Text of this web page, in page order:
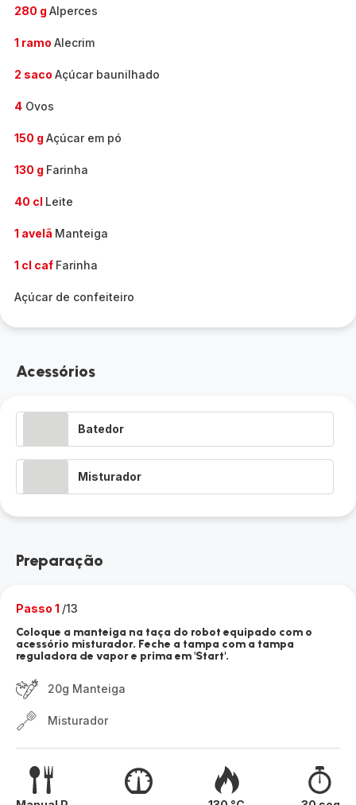
280 g Alperces
1 ramo Alecrim
2 saco Açúcar baunilhado
4 Ovos
150 g Açúcar em pó
130 g Farinha
40 cl Leite
1 avelã Manteiga
1 cl caf Farinha
Açúcar de confeiteiro
Acessórios
Batedor
Misturador
Preparação
Passo 1 /13
Coloque a manteiga na taça do robot equipado com o
acessório misturador. Feche a tampa com a tampa
reguladora de vapor e prima em 'Start'.
20g Manteiga
Misturador